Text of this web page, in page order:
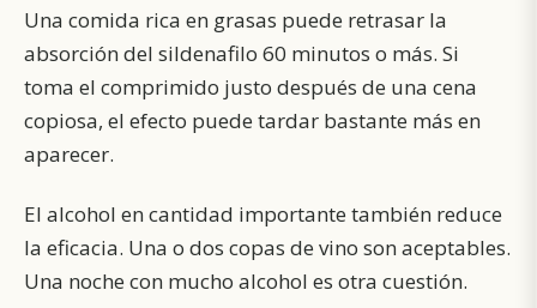
Una comida rica en grasas puede retrasar la
absorción del sildenafilo 60 minutos o más. Si
toma el comprimido justo después de una cena
copiosa, el efecto puede tardar bastante más en
aparecer.
El alcohol en cantidad importante también reduce
la eficacia. Una o dos copas de vino son aceptables.
Una noche con mucho alcohol es otra cuestión.